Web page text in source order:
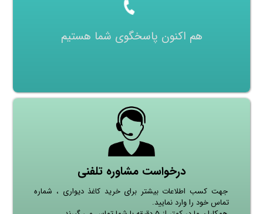
هم اکنون پاسخگوی شما هستیم
درخواست مشاوره تلفنی
جهت کسب اطلاعات بیشتر برای خرید کاغذ دیواری ، شماره
تماس خود را وارد نمایید.